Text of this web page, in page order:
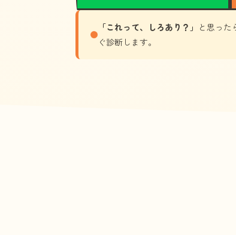
「これって、しろあり？」 と思った
ぐ診断します。